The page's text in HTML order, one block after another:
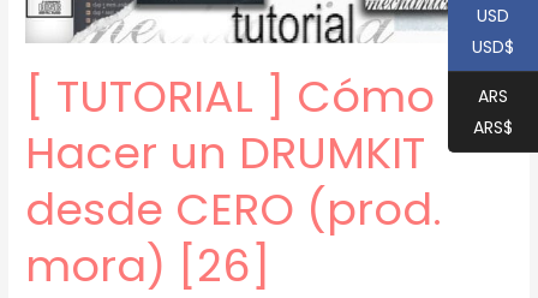
[ TUTORIAL ] Cómo
Hacer un DRUMKIT
desde CERO (prod.
mora) [26]
USD
USD$
ARS
ARS$